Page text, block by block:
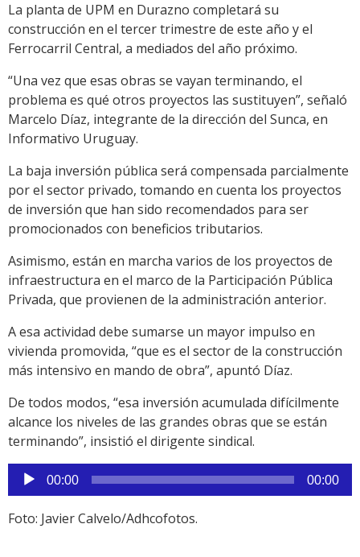
La planta de UPM en Durazno completará su
construcción en el tercer trimestre de este año y el
Ferrocarril Central, a mediados del año próximo.
“Una vez que esas obras se vayan terminando, el
problema es qué otros proyectos las sustituyen”, señaló
Marcelo Díaz, integrante de la dirección del Sunca, en
Informativo Uruguay.
La baja inversión pública será compensada parcialmente
por el sector privado, tomando en cuenta los proyectos
de inversión que han sido recomendados para ser
promocionados con beneficios tributarios.
Asimismo, están en marcha varios de los proyectos de
infraestructura en el marco de la Participación Pública
Privada, que provienen de la administración anterior.
A esa actividad debe sumarse un mayor impulso en
vivienda promovida, “que es el sector de la construcción
más intensivo en mando de obra”, apuntó Díaz.
De todos modos, “esa inversión acumulada difícilmente
alcance los niveles de las grandes obras que se están
terminando”, insistió el dirigente sindical.
Reproductor
de
audio
00:00 00:00
Foto: Javier Calvelo/Adhcofotos.